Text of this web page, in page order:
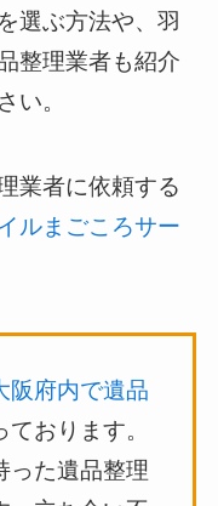
選ぶ方法や、羽
整理業者も紹介
い。
業者に依頼する
ルまごころサー
阪府内で遺品
おります。
った遺品整理